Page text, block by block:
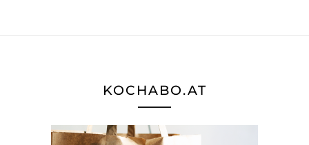
KOCHABO.AT